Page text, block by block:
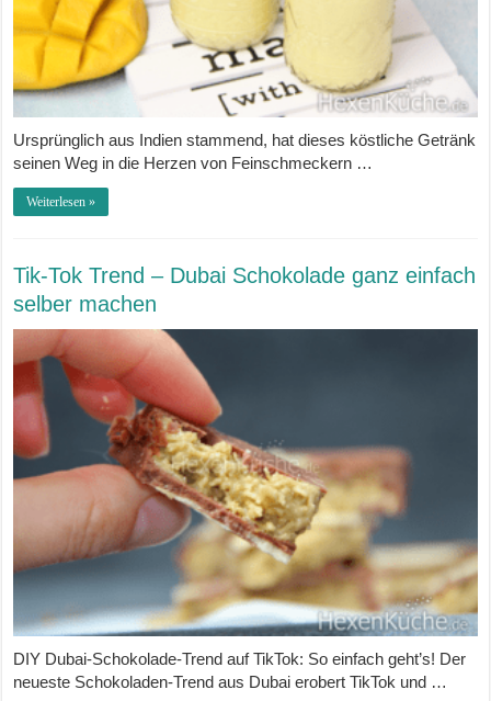
Ursprünglich aus Indien stammend, hat dieses köstliche Getränk
seinen Weg in die Herzen von Feinschmeckern …
Weiterlesen »
Tik-Tok Trend – Dubai Schokolade ganz einfach
selber machen
DIY Dubai-Schokolade-Trend auf TikTok: So einfach geht’s! Der
neueste Schokoladen-Trend aus Dubai erobert TikTok und …